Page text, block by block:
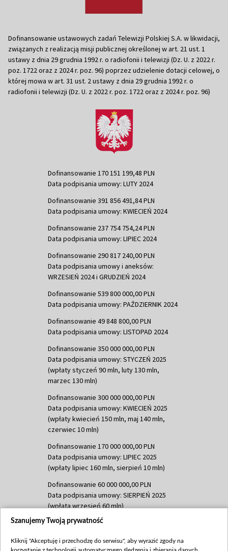
Dofinansowanie ustawowych zadań Telewizji Polskiej S.A. w likwidacji,
związanych z realizacją misji publicznej określonej w art. 21 ust. 1
ustawy z dnia 29 grudnia 1992 r. o radiofonii i telewizji (Dz. U. z 2022 r.
poz. 1722 oraz z 2024 r. poz. 96) poprzez udzielenie dotacji celowej, o
której mowa w art. 31 ust. 2 ustawy z dnia 29 grudnia 1992 r. o
radiofonii i telewizji (Dz. U. z 2022 r. poz. 1722 oraz z 2024 r. poz. 96)
Dofinansowanie 170 151 199,48 PLN
Data podpisania umowy: LUTY 2024
Dofinansowanie 391 856 491,84 PLN
Data podpisania umowy: KWIECIEŃ 2024
Dofinansowanie 237 754 754,24 PLN
Data podpisania umowy: LIPIEC 2024
Dofinansowanie 290 817 240,00 PLN
Data podpisania umowy i aneksów:
WRZESIEŃ 2024 i GRUDZIEŃ 2024
Dofinansowanie 539 800 000,00 PLN
Data podpisania umowy: PAŹDZIERNIK 2024
Dofinansowanie 49 848 800,00 PLN
Data podpisania umowy: LISTOPAD 2024
Dofinansowanie 350 000 000,00 PLN
Data podpisania umowy: STYCZEŃ 2025
(wpłaty styczeń 90 mln, luty 130 mln,
marzec 130 mln)
Dofinansowanie 300 000 000,00 PLN
Data podpisania umowy: KWIECIEŃ 2025
(wpłaty kwiecień 150 mln, maj 140 mln,
czerwiec 10 mln)
Dofinansowanie 170 000 000,00 PLN
Data podpisania umowy: LIPIEC 2025
(wpłaty lipiec 160 mln, sierpień 10 mln)
Dofinansowanie 60 000 000,00 PLN
Data podpisania umowy: SIERPIEŃ 2025
(wpłata wrzesień 60 mln)
Dofinansowanie 635 783 051,21 PLN
(wpłata wrzesień 100 mln, październik 350
Szanujemy Twoją prywatność
Kliknij "Akceptuję i przechodzę do serwisu", aby wyrazić zgody na